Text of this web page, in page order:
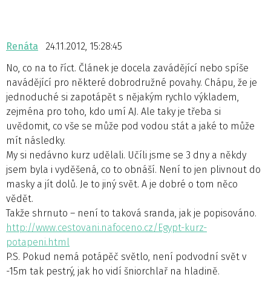
Renáta
24.11.2012, 15:28:45
No, co na to říct. Článek je docela zavádějící nebo spíše
navádějící pro některé dobrodružné povahy. Chápu, že je
jednoduché si zapotápět s nějakým rychlo výkladem,
zejména pro toho, kdo umí AJ. Ale taky je třeba si
uvědomit, co vše se může pod vodou stát a jaké to může
mít následky.
My si nedávno kurz udělali. Učíli jsme se 3 dny a někdy
jsem byla i vyděšená, co to obnáší. Není to jen plivnout do
masky a jít dolů. Je to jiný svět. A je dobré o tom něco
vědět.
Takže shrnuto – není to taková sranda, jak je popisováno.
http://www.cestovani.nafoceno.cz/Egypt-kurz-
potapeni.html
P.S. Pokud nemá potápěč světlo, není podvodní svět v
-15m tak pestrý, jak ho vidí šniorchlař na hladině.